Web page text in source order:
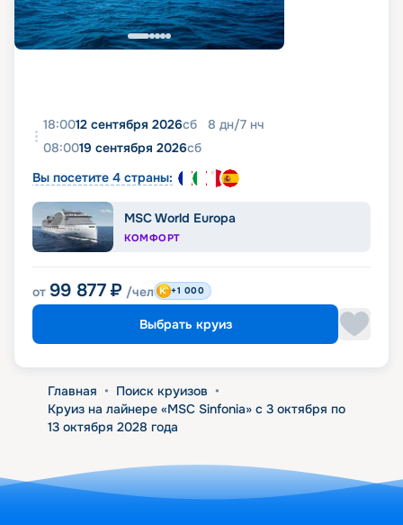
18:0012 сентября 2026сб 8 дн/7 нч
08:0019 сентября 2026сб
Вы посетите 4 страны:
MSC World Europa
КОМФОРТ
от 99 877 ₽ /чел +1 000
Выбрать круиз
Главная • Поиск круизов •
Круиз на лайнере «MSC Sinfonia» с 3 октября по
13 октября 2028 года